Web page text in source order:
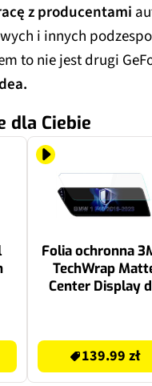
z producentami
i innych
to nie jest drugi
dla Ciebie
Folia ochronna
TechWrap
Center Display
139.99 zł